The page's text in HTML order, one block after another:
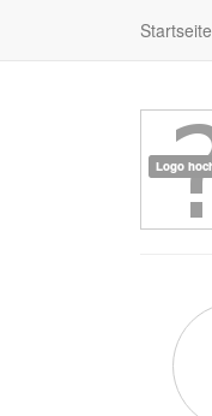
Startseite